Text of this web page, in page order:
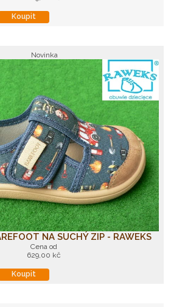
Koupit
Novinka
NA SUCHÝ ZIP - RAWEKS
Cena od
629,00 kč
Koupit